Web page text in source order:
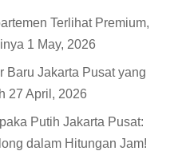
Terlihat Premium,
1 May, 2026
Baru Jakarta Pusat yang
27 April, 2026
Putih Jakarta Pusat:
dalam Hitungan Jam!